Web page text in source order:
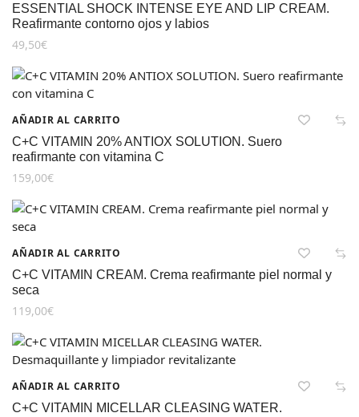
ESSENTIAL SHOCK INTENSE EYE AND LIP CREAM.
Reafirmante contorno ojos y labios
49,50€
AÑADIR AL CARRITO
C+C VITAMIN 20% ANTIOX SOLUTION. Suero
reafirmante con vitamina C
159,00€
AÑADIR AL CARRITO
C+C VITAMIN CREAM. Crema reafirmante piel normal y
seca
119,00€
AÑADIR AL CARRITO
C+C VITAMIN MICELLAR CLEASING WATER.